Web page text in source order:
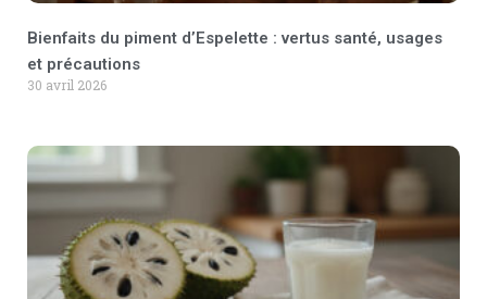
Bienfaits du piment d’Espelette : vertus santé, usages
et précautions
30 avril 2026